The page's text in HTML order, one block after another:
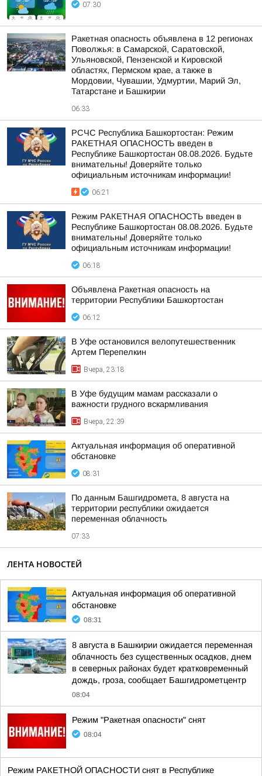
07:30
Ракетная опасность объявлена в 12 регионах
Поволжья: в Самарской, Саратовской,
Ульяновской, Пензенской и Кировской
областях, Пермском крае, а также в
Мордовии, Чувашии, Удмуртии, Марий Эл,
Татарстане и Башкирии
06:33
РСЧС Республика Башкортостан: Режим
РАКЕТНАЯ ОПАСНОСТЬ введен в
Республике Башкортостан 08.08.2026. Будьте
внимательны! Доверяйте только
официальным источникам информации!
06:21
Режим РАКЕТНАЯ ОПАСНОСТЬ введен в
Республике Башкортостан 08.08.2026. Будьте
внимательны! Доверяйте только
официальным источникам информации!
06:18
Объявлена Ракетная опасность на
территории Республики Башкортостан
06:12
В Уфе остановился велопутешественник
Артем Перепелкин
Вчера, 23:18
В Уфе будущим мамам рассказали о
важности грудного вскармливания
Вчера, 22:39
Актуальная информация об оперативной
обстановке
08:31
По данным Башгидромета, 8 августа на
территории республики ожидается
переменная облачность
07:33
ЛЕНТА НОВОСТЕЙ
Актуальная информация об оперативной
обстановке
08:31
8 августа в Башкирии ожидается переменная
облачность без существенных осадков, днем
в северных районах будет кратковременный
дождь, гроза, сообщает Башгидрометцентр
08:04
Режим "Ракетная опасности" снят
08:04
Режим РАКЕТНОЙ ОПАСНОСТИ снят в Республике